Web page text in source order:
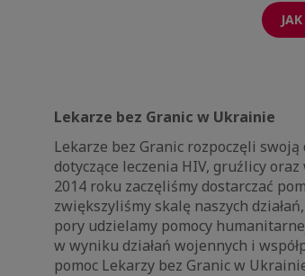
Lekarze bez Granic w Ukrainie
Lekarze bez Granic rozpoczęli
dotyczące leczenia HIV, gruźlicy
2014 roku zaczęliśmy dostarczać
zwiększyliśmy skalę naszych
pory udzielamy pomocy
w wyniku działań wojennych i
pomoc Lekarzy bez Granic w